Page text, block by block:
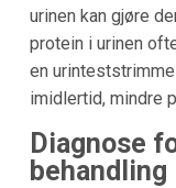
urinen kan gjøre
protein i urinen
en
imidlertid, mindre
Diagnose
behandling